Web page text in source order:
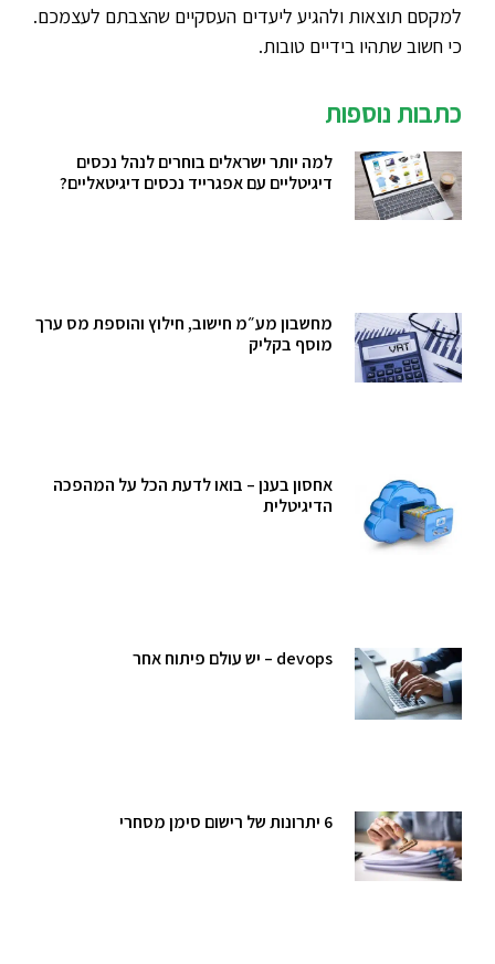
למקסם תוצאות ולהגיע ליעדים העסקיים שהצבתם לעצמכם.
כי חשוב שתהיו בידיים טובות.
כתבות נוספות
למה יותר ישראלים בוחרים לנהל נכסים
דיגיטליים עם אפגרייד נכסים דיגיטאליים?
מחשבון מע״מ חישוב, חילוץ והוספת מס ערך
מוסף בקליק
אחסון בענן – בואו לדעת הכל על המהפכה
הדיגיטלית
devops – יש עולם פיתוח אחר
6 יתרונות של רישום סימן מסחרי